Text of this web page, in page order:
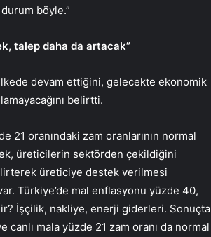
böyle.”
talep daha da artacak”
devam ettiğini, gelecekte ekonomik
belirtti.
21 oranındaki zam oranlarının normal
üreticilerin sektörden çekildiğini
üreticiye destek verilmesi
Türkiye’de mal enflasyonu yüzde 40,
İşçilik, nakliye, enerji giderleri. Sonuçta
mala yüzde 21 zam oranı da normal